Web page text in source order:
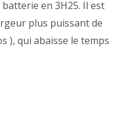
en 3H25. Il est
plus puissant de
), qui abaisse le temps